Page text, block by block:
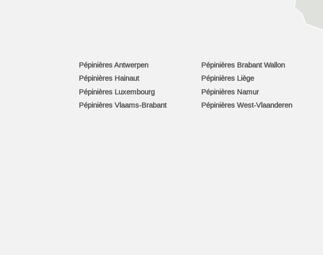
Pépinières Antwerpen Pépinières Brabant Wallon
Pépinières Hainaut
Pépinières Liège
Pépinières Luxembourg
Pépinières Namur
Pépinières Vlaams-Brabant
Pépinières West-Vlaanderen